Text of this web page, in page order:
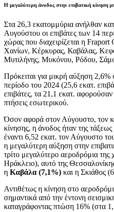
Η μεγαλύτερη άνοδος στην επιβατική κίνηση
Στα 26,3 εκατομμύρια ανήλθαν
Αυγούστου οι επιβάτες των 14
χώρας που διαχειρίζεται η
Χανίων, Κέρκυρας, Καβάλας,
Μυτιλήνης, Μυκόνου, Ρόδου,
Πρόκειται για μικρή αύξηση 2,6%
περίοδο του 2024 (25,6 εκατ.
επιβάτες, τα 21,1 εκατ. αφορούσαν
πτήσεις εσωτερικού.
Όσον αφορά στον Αύγουστο, τον
κίνησης, η άνοδος ήταν της
έναντι 6,52 εκατ. τον Αύγουστο
η μεγαλύτερη αύξηση στην
τρίτο μεγαλύτερο αεροδρόμια
Ηράκλειο), αυτό της
η Καβάλα (7,1%) και η Σκιάθος
Αντιθέτως η κίνηση στο
σημαντικά από την έντονη
καταγράφοντας πτώση 16% (στα